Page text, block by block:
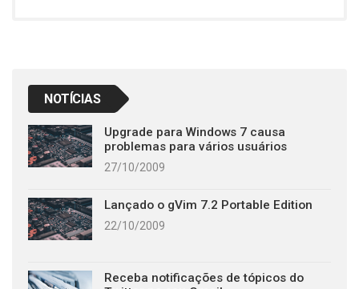
NOTÍCIAS
Upgrade para Windows 7 causa
problemas para vários usuários
27/10/2009
Lançado o gVim 7.2 Portable Edition
22/10/2009
Receba notificações de tópicos do